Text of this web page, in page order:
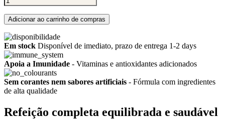
Adicionar ao carrinho de compras
Em stock Disponível de imediato, prazo de entrega 1-2 days
Apoia a Imunidade - Vitaminas e antioxidantes adicionados
Sem corantes nem sabores artificiais - Fórmula com ingredientes
de alta qualidade
Refeição completa equilibrada e saudável